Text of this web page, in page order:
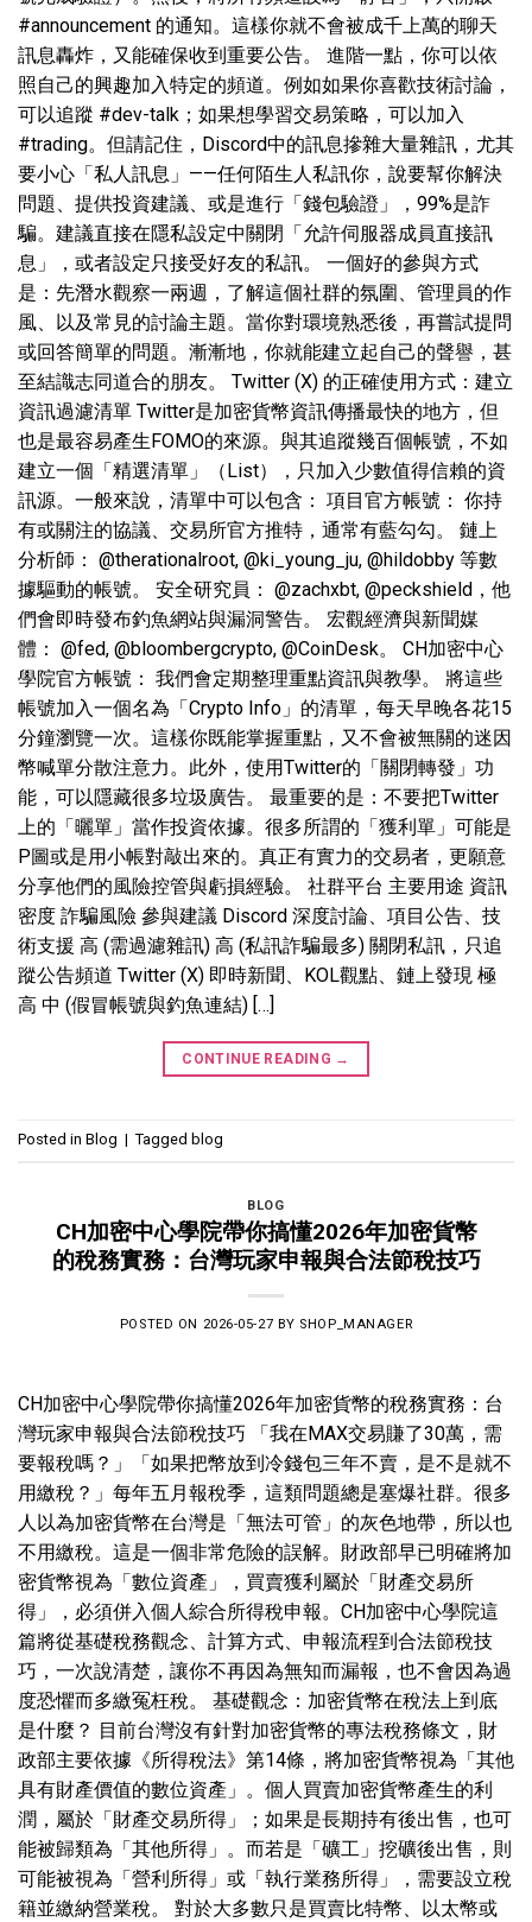
#announcement 的通知。這樣你就不會被成千上萬的聊天
訊息轟炸，又能確保收到重要公告。 進階一點，你可以依
照自己的興趣加入特定的頻道。例如如果你喜歡技術討論，
可以追蹤 #dev-talk；如果想學習交易策略，可以加入
#trading。但請記住，Discord中的訊息摻雜大量雜訊，尤其
要小心「私人訊息」——任何陌生人私訊你，說要幫你解決
問題、提供投資建議、或是進行「錢包驗證」，99%是詐
騙。建議直接在隱私設定中關閉「允許伺服器成員直接訊
息」，或者設定只接受好友的私訊。 一個好的參與方式
是：先潛水觀察一兩週，了解這個社群的氛圍、管理員的作
風、以及常見的討論主題。當你對環境熟悉後，再嘗試提問
或回答簡單的問題。漸漸地，你就能建立起自己的聲譽，甚
至結識志同道合的朋友。 Twitter (X) 的正確使用方式：建立
資訊過濾清單 Twitter是加密貨幣資訊傳播最快的地方，但
也是最容易產生FOMO的來源。與其追蹤幾百個帳號，不如
建立一個「精選清單」（List），只加入少數值得信賴的資
訊源。一般來說，清單中可以包含： 項目官方帳號： 你持
有或關注的協議、交易所官方推特，通常有藍勾勾。 鏈上
分析師： @therationalroot, @ki_young_ju, @hildobby 等數
據驅動的帳號。 安全研究員： @zachxbt, @peckshield，他
們會即時發布釣魚網站與漏洞警告。 宏觀經濟與新聞媒
體： @fed, @bloombergcrypto, @CoinDesk。 CH加密中心
學院官方帳號： 我們會定期整理重點資訊與教學。 將這些
帳號加入一個名為「Crypto Info」的清單，每天早晚各花15
分鐘瀏覽一次。這樣你既能掌握重點，又不會被無關的迷因
幣喊單分散注意力。此外，使用Twitter的「關閉轉發」功
能，可以隱藏很多垃圾廣告。 最重要的是：不要把Twitter
上的「曬單」當作投資依據。很多所謂的「獲利單」可能是
P圖或是用小帳對敲出來的。真正有實力的交易者，更願意
分享他們的風險控管與虧損經驗。 社群平台 主要用途 資訊
密度 詐騙風險 參與建議 Discord 深度討論、項目公告、技
術支援 高 (需過濾雜訊) 高 (私訊詐騙最多) 關閉私訊，只追
蹤公告頻道 Twitter (X) 即時新聞、KOL觀點、鏈上發現 極
高 中 (假冒帳號與釣魚連結) […]
CONTINUE READING →
Posted in Blog | Tagged blog
BLOG
CH加密中心學院帶你搞懂2026年加密貨幣
的稅務實務：台灣玩家申報與合法節稅技巧
POSTED ON 2026-05-27 BY SHOP_MANAGER
CH加密中心學院帶你搞懂2026年加密貨幣的稅務實務：台
灣玩家申報與合法節稅技巧 「我在MAX交易賺了30萬，需
要報稅嗎？」「如果把幣放到冷錢包三年不賣，是不是就不
用繳稅？」每年五月報稅季，這類問題總是塞爆社群。很多
人以為加密貨幣在台灣是「無法可管」的灰色地帶，所以也
不用繳稅。這是一個非常危險的誤解。財政部早已明確將加
密貨幣視為「數位資產」，買賣獲利屬於「財產交易所
得」，必須併入個人綜合所得稅申報。CH加密中心學院這
篇將從基礎稅務觀念、計算方式、申報流程到合法節稅技
巧，一次說清楚，讓你不再因為無知而漏報，也不會因為過
度恐懼而多繳冤枉稅。 基礎觀念：加密貨幣在稅法上到底
是什麼？ 目前台灣沒有針對加密貨幣的專法稅務條文，財
政部主要依據《所得稅法》第14條，將加密貨幣視為「其他
具有財產價值的數位資產」。個人買賣加密貨幣產生的利
潤，屬於「財產交易所得」；如果是長期持有後出售，也可
能被歸類為「其他所得」。而若是「礦工」挖礦後出售，則
可能被視為「營利所得」或「執行業務所得」，需要設立稅
籍並繳納營業稅。 對於大多數只是買賣比特幣、以太幣或